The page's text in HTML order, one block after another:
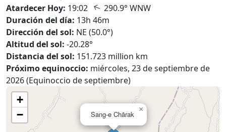
Atardecer Hoy: 19:02 ↑ 290.9° WNW
Duración del día: 13h 46m
Dirección del sol: NE (50.0°)
Altitud del sol: -20.28°
Distancia del sol: 151.723 million km
Próximo equinoccio: miércoles, 23 de septiembre de
2026 (Equinoccio de septiembre)
Sang-e Chārak
×
+
−